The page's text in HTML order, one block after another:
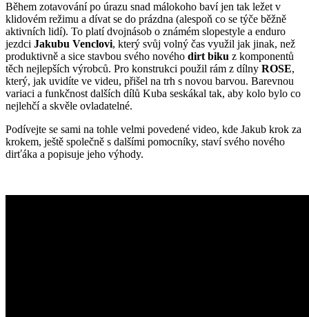
Během zotavování po úrazu snad málokoho baví jen tak ležet v
klidovém režimu a dívat se do prázdna (alespoň co se týče běžně
aktivních lidí). To platí dvojnásob o známém slopestyle a enduro
jezdci Jakubu Venclovi, který svůj volný čas využil jak jinak, než
produktivně a sice stavbou svého nového dirt biku z komponentů
těch nejlepších výrobců. Pro konstrukci použil rám z dílny ROSE,
který, jak uvidíte ve videu, přišel na trh s novou barvou. Barevnou
variaci a funkčnost dalších dílů Kuba seskákal tak, aby kolo bylo co
nejlehčí a skvěle ovladatelné.
Podívejte se sami na tohle velmi povedené video, kde Jakub krok za
krokem, ještě společně s dalšími pomocníky, staví svého nového
dirťáka a popisuje jeho výhody.